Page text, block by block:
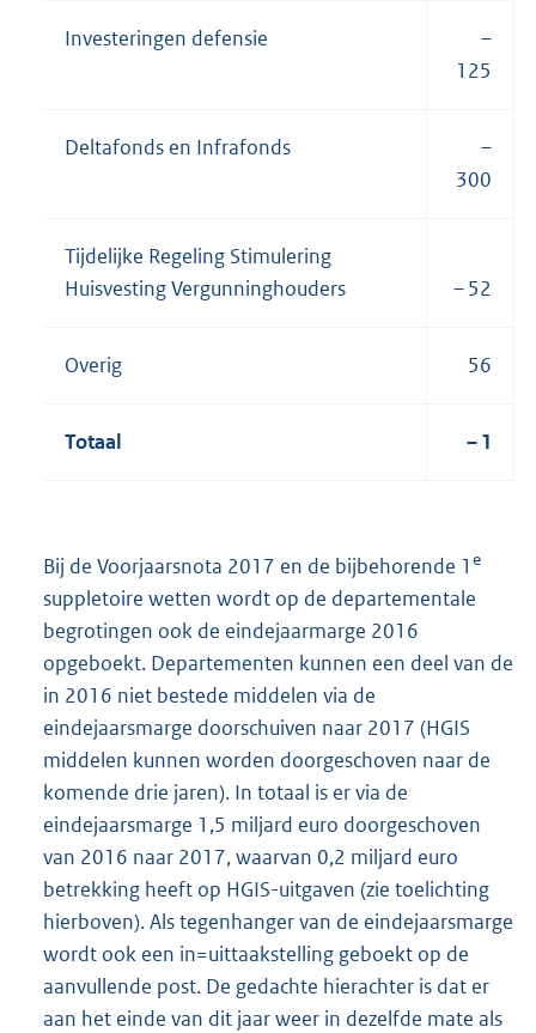
Investeringen defensie
–
125
Deltafonds en Infrafonds
–
300
Tijdelijke Regeling Stimulering
Huisvesting Vergunninghouders
– 52
Overig 56
Totaal – 1
Bij de Voorjaarsnota 2017 en de bijbehorende 1 e
suppletoire wetten wordt op de departementale
begrotingen ook de eindejaarmarge 2016
opgeboekt. Departementen kunnen een deel van de
in 2016 niet bestede middelen via de
eindejaarsmarge doorschuiven naar 2017 (HGIS
middelen kunnen worden doorgeschoven naar de
komende drie jaren). In totaal is er via de
eindejaarsmarge 1,5 miljard euro doorgeschoven
van 2016 naar 2017, waarvan 0,2 miljard euro
betrekking heeft op HGIS-uitgaven (zie toelichting
hierboven). Als tegenhanger van de eindejaarsmarge
wordt ook een in=uittaakstelling geboekt op de
aanvullende post. De gedachte hierachter is dat er
aan het einde van dit jaar weer in dezelfde mate als